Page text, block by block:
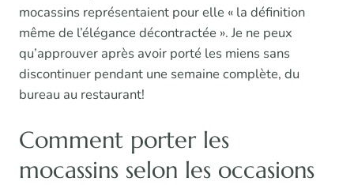
mocassins représentaient pour elle « la définition
même de l’élégance décontractée ». Je ne peux
qu’approuver après avoir porté les miens sans
discontinuer pendant une semaine complète, du
bureau au restaurant!
Comment porter les
mocassins selon les occasions